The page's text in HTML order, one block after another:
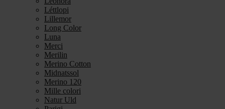
Léttlopi
Lillemor
Long Color
Luna
Merci
Merilin
Merino Cotton
Midnatssol
Merino 120
Mille colori
Natur Uld